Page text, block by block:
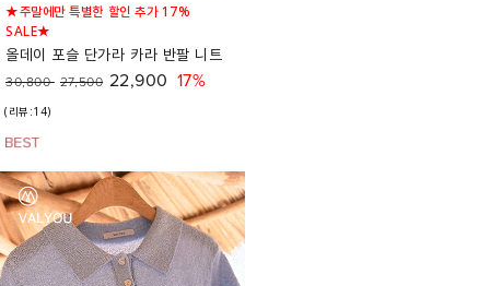
★주말에만 특별한 할인 추가 17%
SALE★
올데이 포슬 단가라 카라 반팔 니트
30,800 27,500 22,900 17%
(리뷰:14)